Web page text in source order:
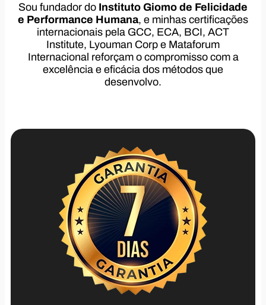
Sou fundador do Instituto Giomo de Felicidade
e Performance Humana, e minhas certificações
internacionais pela GCC, ECA, BCI, ACT
Institute, Lyouman Corp e Mataforum
Internacional reforçam o compromisso com a
excelência e eficácia dos métodos que
desenvolvo.